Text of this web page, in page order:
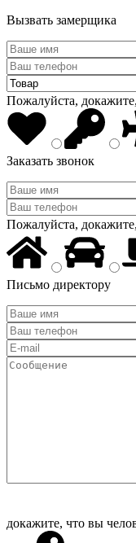
Вызвать замерщика
Пожалуйста,
Заказать звонок
Пожалуйста,
Письмо директору
докажите, что вы